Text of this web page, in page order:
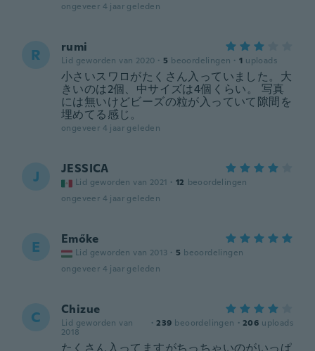
ongeveer 4 jaar geleden
R rumi
Lid geworden van 2020 · 5 beoordelingen · 1 uploads
小さいスワロがたくさん入っていました。大
きいのは2個、中サイズは4個くらい。 写真
には無いけどビーズの粒が入っていて隙間を
埋めてる感じ。
ongeveer 4 jaar geleden
J JESSICA
Lid geworden van 2021 · 12 beoordelingen
ongeveer 4 jaar geleden
E Emőke
Lid geworden van 2013 · 5 beoordelingen
ongeveer 4 jaar geleden
C Chizue
Lid geworden van
2018
· 239 beoordelingen · 206 uploads
たくさん入ってますがちっちゃいのがいっぱ